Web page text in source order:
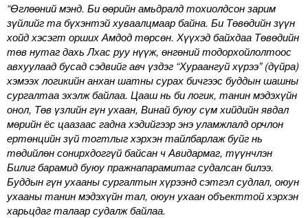
“Өглөөний мэнд. Би өөрийн амьдралд тохиолдсон зарим
зүйлийг та бүхэнтэй хуваалцмаар байна. Би Төвөдийн зүүн
хойд хэсэгт орших Амдод төрсөн. Хүүхэд байхдаа Төвөдийн
төв нутаг дахь Лхас руу нүүж, өнгөний тодорхойлолтоос
авхуулаад бусад сэдвийг авч үздэг “Хураангуй хүрээ” (дүйра)
хэмээх логикийн анхан шатны сурах бичгээс буддын шашны
сургалтаа эхэлж байлаа. Цааш нь би логик, танин мэдэхүйн
онол, Төв үзлийн гүн ухаан, Винай буюу сүм хийдийн явдал
мөрийн ёс цаазаас гадна хэдийгээр энэ уламжлалд орчлон
ертөнцийн зүй тогтлыг хэрхэн тайлбарлаж буйг нь
төдийлөн сонирхдоггүй байсан ч Авидармаг, түүнчлэн
Билиг барамид буюу пражнапарамитаг судалсан билээ.
Буддын гүн ухааны сургалтын хүрээнд сэтгэл судлал, оюун
ухааны танин мэдэхүйн тал, оюун ухаан объекттой хэрхэн
харьцдаг талаар судалж байлаа.